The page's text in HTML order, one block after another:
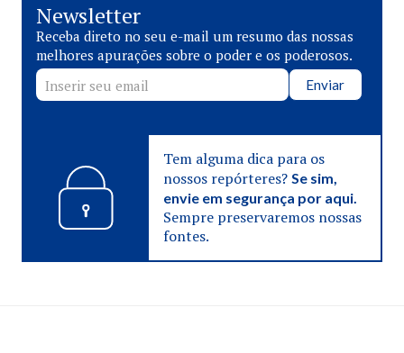
Newsletter
Receba direto no seu e-mail um resumo das nossas
melhores apurações sobre o poder e os poderosos.
Enviar
Tem alguma dica para os
nossos repórteres? Se sim,
envie em segurança por aqui.
Sempre preservaremos nossas
fontes.